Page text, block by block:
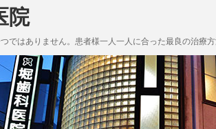
院
ではありません。患者様一人一人に合った最良の治療方